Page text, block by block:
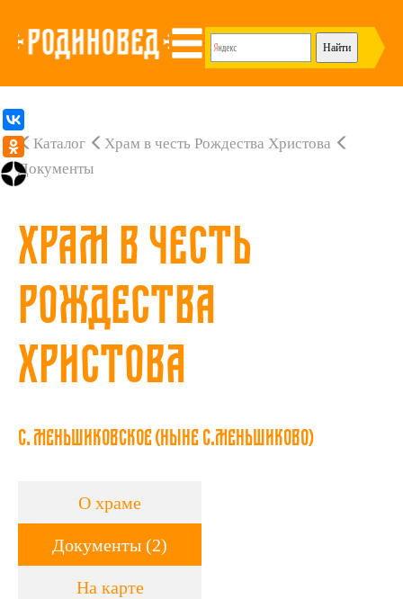
Каталог
Храм в честь Рождества Христова
Документы
Храм в честь
Рождества
Христова
с. Меньшиковское (ныне с.Меньшиково)
О храме
Документы (2)
На карте